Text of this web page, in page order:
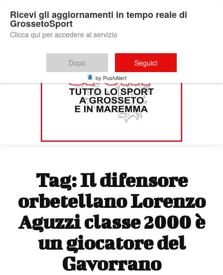
Tag:Il difensore
orbetellano Lorenzo
Aguzzi classe 2000 è
un giocatore del
Gavorrano
Ricevi gli aggiornamenti in tempo reale di
GrossetoSport
Clicca qui per accedere al servizio
Dopo Seguici
by PushAlert